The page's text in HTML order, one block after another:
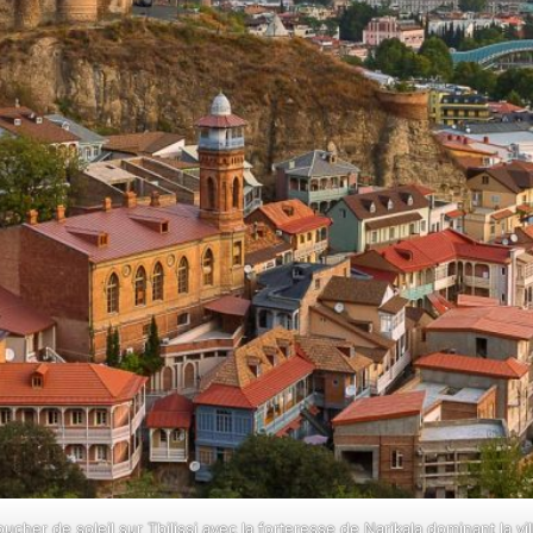
de soleil sur Tbilissi avec la forteresse de Narikala dominant la